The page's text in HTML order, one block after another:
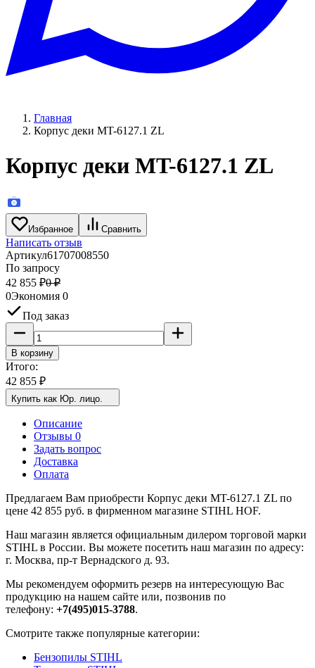
Главная
Корпус деки МT-6127.1 ZL
Корпус деки МT-6127.1 ZL
Избранное Сравнить
Написать отзыв
Артикул61707008550
По запросу
42 855 ₽0 ₽
0Экономия 0
Под заказ
В корзину
Итого:
42 855 ₽
Купить как Юр. лицо.
Описание
Отзывы 0
Задать вопрос
Доставка
Оплата
Предлагаем Вам приобрести Корпус деки МT-6127.1 ZL по
цене 42 855 руб. в фирменном магазине STIHL HOF.
Наш магазин является официальным дилером торговой марки
STIHL в России. Вы можете посетить наш магазин по адресу:
г. Москва, пр-т Вернадского д. 93.
Мы рекомендуем оформить резерв на интересующую Вас
продукцию на нашем сайте или, позвонив по
телефону: +7(495)015-3788.
Смотрите также популярные категории:
Бензопилы STIHL